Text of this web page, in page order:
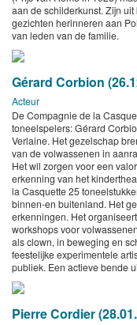
aan de schilderkunst. Zijn
gezichten herinneren aan
van leden van de familie.
Gérard Corbion
Acteur
De Compagnie de la
toneelspelers: Gérard
Verlaine. Het gezelschap
van de volwassenen in
Het wil zorgen voor een
erkenning van het
la Casquette 25
binnen-en buitenland. Het
erkenningen. Het
workshops voor
als clown, in beweging en
feestelijke experimentele
publiek. Een actieve bende
Pierre Cordier